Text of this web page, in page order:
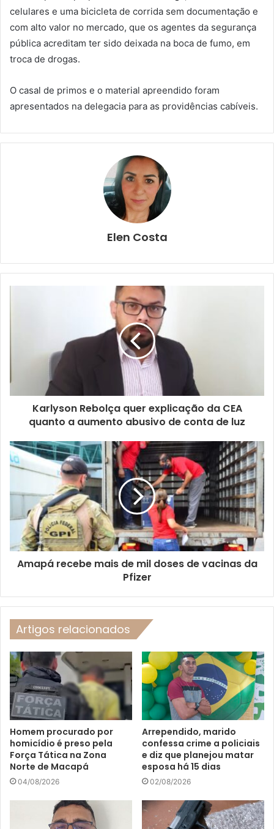
celulares e uma bicicleta de corrida sem documentação e
com alto valor no mercado, que os agentes da segurança
pública acreditam ter sido deixada na boca de fumo, em
troca de drogas.
O casal de primos e o material apreendido foram
apresentados na delegacia para as providências cabíveis.
Elen Costa
Karlyson Rebolça quer explicação da CEA
quanto a aumento abusivo de conta de luz
Amapá recebe mais de mil doses de vacinas da
Pfizer
Artigos relacionados
Homem procurado por
homicídio é preso pela
Força Tática na Zona
Norte de Macapá
04/08/2026
Arrependido, marido
confessa crime a policiais
e diz que planejou matar
esposa há 15 dias
02/08/2026